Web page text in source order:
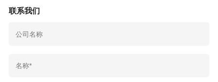
联系我们